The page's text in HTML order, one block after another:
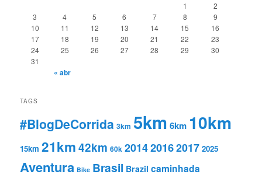
1
2
3
4 5 6 7 8
9
10
11 12 13 14 15
16
17
18 19 20 21 22
23
24
25 26 27 28 29
30
31
« abr
TAGS
#BlogDeCorrida 3km 5km 6km 10km
15km 21km42km 60k 201420162017 2025
Aventura Bike Brasil Brazil caminhada